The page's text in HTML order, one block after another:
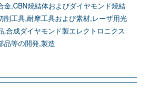
金,CBN焼結体およびダイヤモンド焼結
削工具,耐摩工具および素材,レーザ用光
,合成ダイヤモンド製エレクトロニクス
品等の開発,製造